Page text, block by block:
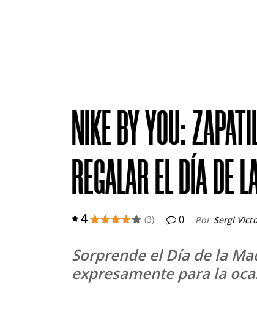
NIKE BY YOU:
REGALAR EL DÍA DE
4 Número total de
(3) Número de
0 Por Sergi
Sorprende el Día de la
expresamente para la